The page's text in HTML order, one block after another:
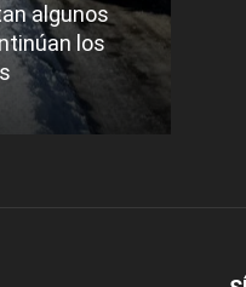
algunos
los